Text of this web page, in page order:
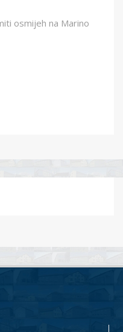
osmijeh na Marino